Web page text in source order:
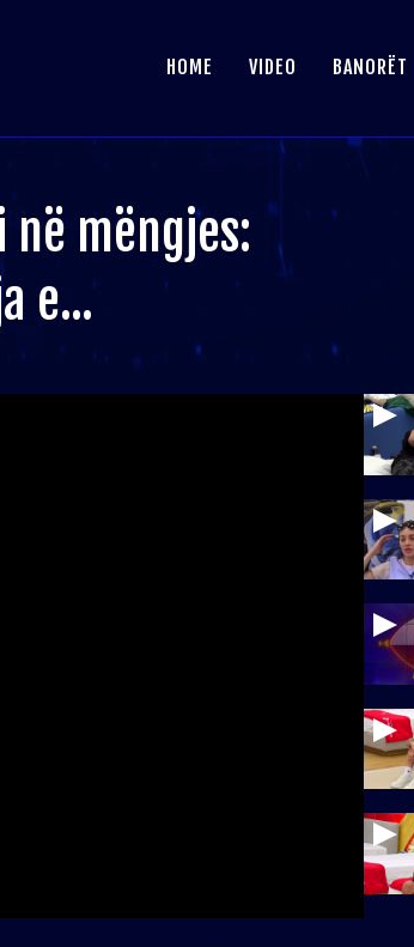
HOME VIDEO BANORËT
në mëngjes:
e...